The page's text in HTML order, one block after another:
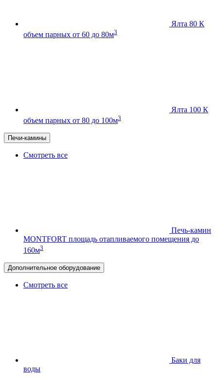
Ялта 80 К
объем парных от 60 до 80м3
Ялта 100 К
объем парных от 80 до 100м3
Печи-камины
Смотреть все
Печь-камин
MONTFORT площадь отапливаемого помещения до
160м3
Дополнительное оборудование
Смотреть все
Баки для
воды